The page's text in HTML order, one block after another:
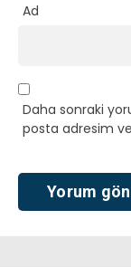
Ad
Daha sonraki
posta adresim